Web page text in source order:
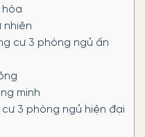
hòa
nhiên
cư 3 phòng ngủ ấn
minh
3 phòng ngủ hiện đại